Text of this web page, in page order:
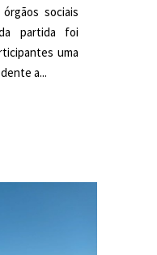
sociais
partida foi
uma
a...